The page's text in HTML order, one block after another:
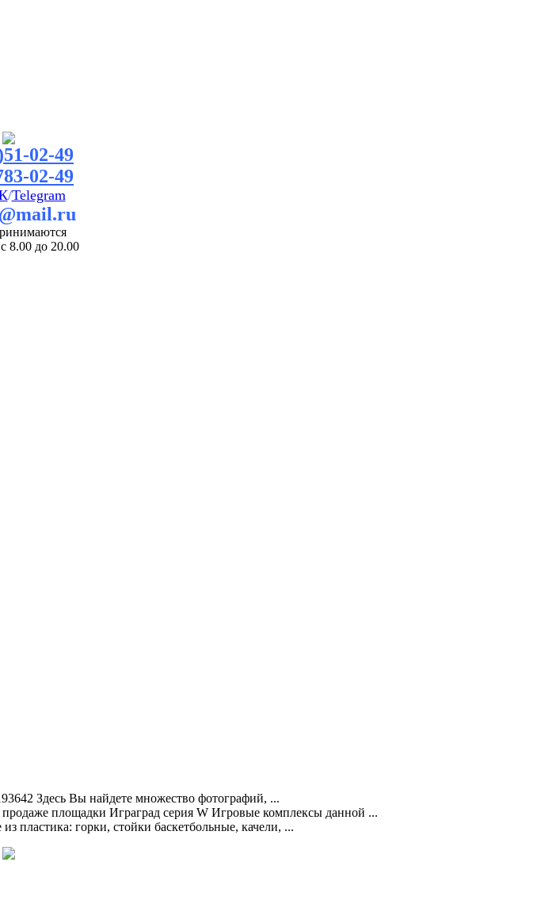
02-49
02-49
/Telegram
8.00 до 20.00
Здесь Вы найдете множество фотографий, ...
площадки Играград серия W Игровые комплексы данной ...
пластика: горки, стойки баскетбольные, качели, ...